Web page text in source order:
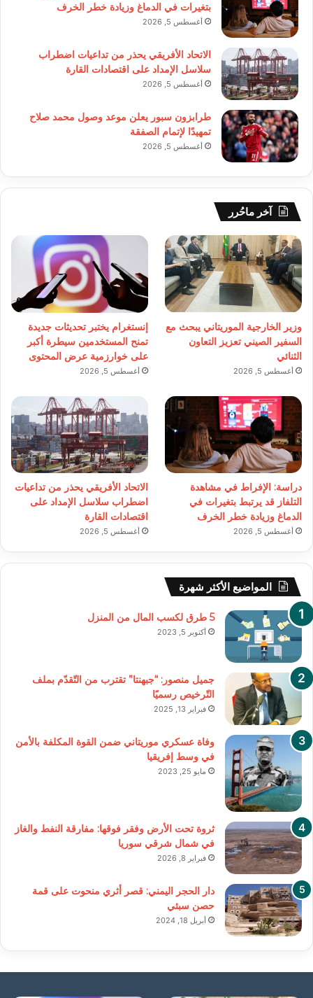
بتغيرات في الدماغ وزيادة خطر الخرف
أغسطس 5, 2026
الاتحاد الأفريقي يحذر من تداعيات اضطراب
سلاسل الإمداد على اقتصادات القارة
أغسطس 5, 2026
طرابزون سبور يعلن موعد وصول محمد صلاح
تمهيدًا لإتمام الصفقة
أغسطس 5, 2026
آخر ماحُرر
وزير الخارجية الموريتاني يبحث مع
السفير الصيني تعزيز التعاون
الثنائي
أغسطس 5, 2026
إنستغرام يختبر تحديثات جديدة
تمنح المستخدمين سيطرة أكبر
على خوارزمية عرض المحتوى
أغسطس 5, 2026
دراسة: الإفراط في مشاهدة
التلفاز قد يرتبط بتغيرات في
الدماغ وزيادة خطر الخرف
أغسطس 5, 2026
الاتحاد الأفريقي يحذر من تداعيات
اضطراب سلاسل الإمداد على
اقتصادات القارة
أغسطس 5, 2026
المواضيع الأكثر شهرة
5 طرق لكسب المال من المنزل
أكتوبر 5, 2023
جميل منصور: “جبهنتا” تقترب من التّقدّم بملف
التّرخيص رسميًا
فبراير 13, 2025
وفاة عسكري موريتاني ضمن القوة المكلفة بالأمن
في وسط إفريقيا
مايو 25, 2023
ثروة تحت الأرض وفقر فوقها: مفارقة النفط والغاز
في شمال شرقي سوريا
فبراير 8, 2026
دار الحجر اليمني: قصر أثري منحوت على قمة
حصن سبئي
أبريل 18, 2024